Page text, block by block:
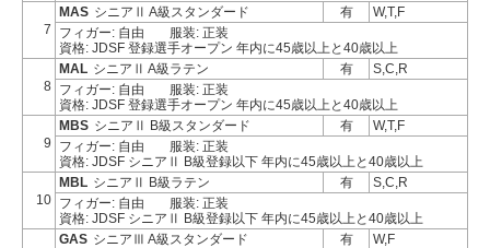
7
MAS シニアⅡ A級スタンダード 有
W,T,F
フィガー: 自由
服装: 正装
資格: JDSF 登録選手オープン 年内に45歳以上と40歳以上
8
MAL シニアⅡ A級ラテン 有
S,C,R
フィガー: 自由
服装: 正装
資格: JDSF 登録選手オープン 年内に45歳以上と40歳以上
9
MBS シニアⅡ B級スタンダード 有
W,T,F
フィガー: 自由
服装: 正装
資格: JDSF シニアⅡ B級登録以下 年内に45歳以上と40歳以上
10
MBL シニアⅡ B級ラテン 有
S,C,R
フィガー: 自由
服装: 正装
資格: JDSF シニアⅡ B級登録以下 年内に45歳以上と40歳以上
GAS シニアⅢ A級スタンダード 有
W,F